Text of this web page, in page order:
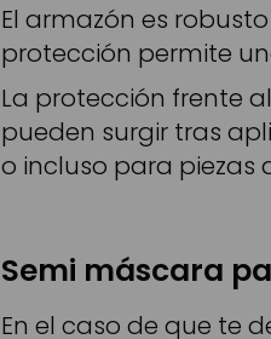
El armazón es
protección permite
La protección frente al
pueden surgir tras
o incluso para piezas
Semi máscara
En el caso de que te